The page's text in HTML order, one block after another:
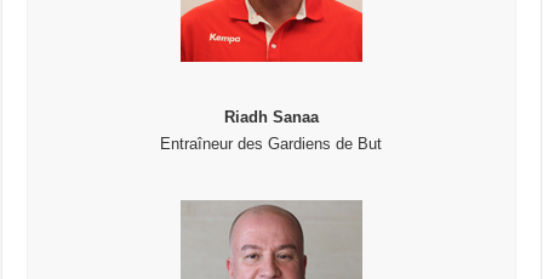
Riadh Sanaa
Entraîneur des Gardiens de But